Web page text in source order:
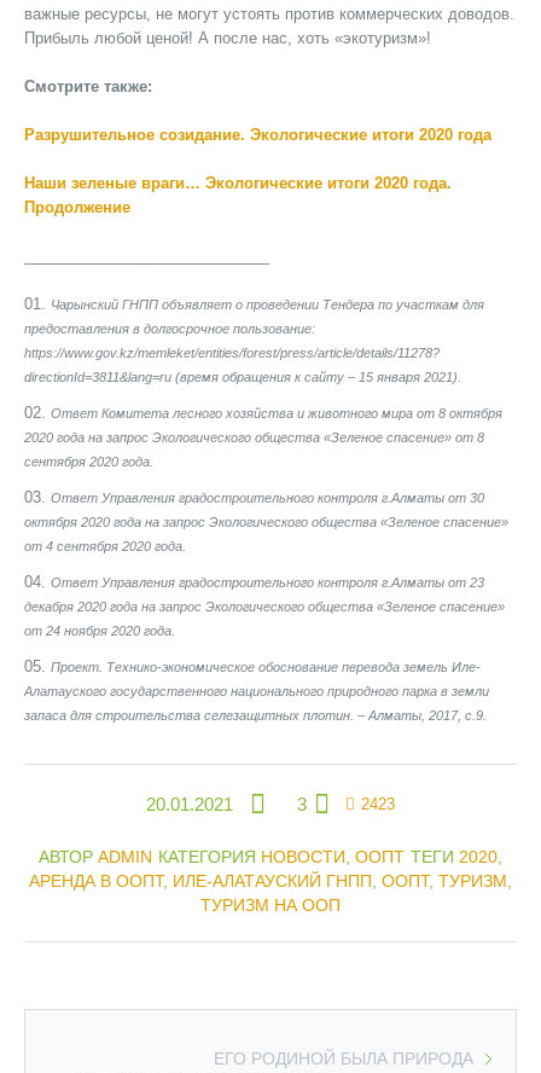
важные ресурсы, не могут устоять против коммерческих доводов.
Прибыль любой ценой! А после нас, хоть «экотуризм»!
Смотрите также:
Разрушительное созидание. Экологические итоги 2020 года
Наши зеленые враги… Экологические итоги 2020 года.
Продолжение
Чарынский ГНПП объявляет о проведении Тендера по участкам для
предоставления в долгосрочное пользование:
https://www.gov.kz/memleket/entities/forest/press/article/details/11278?
directionId=3811&lang=ru (время обращения к сайту – 15 января 2021).
Ответ Комитета лесного хозяйства и животного мира от 8 октября
2020 года на запрос Экологического общества «Зеленое спасение» от 8
сентября 2020 года.
Ответ Управления градостроительного контроля г.Алматы от 30
октября 2020 года на запрос Экологического общества «Зеленое спасение»
от 4 сентября 2020 года.
Ответ Управления градостроительного контроля г.Алматы от 23
декабря 2020 года на запрос Экологического общества «Зеленое спасение»
от 24 ноября 2020 года.
Проект. Технико-экономическое обоснование перевода земель Иле-
Алатауского государственного национального природного парка в земли
запаса для строительства селезащитных плотин. – Алматы, 2017, с.9.
20.01.2021 3 2423
АВТОР ADMIN КАТЕГОРИЯ НОВОСТИ ООПТ ТЕГИ 2020
АРЕНДА В ООПТ, ИЛЕ-АЛАТАУСКИЙ ГНПП ООПТ, ТУРИЗМ
ТУРИЗМ НА ООП
ЕГО РОДИНОЙ БЫЛА ПРИРОДА